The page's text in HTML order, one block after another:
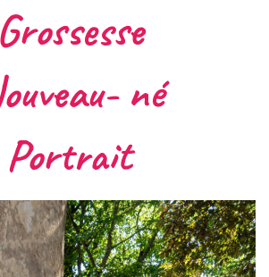
Grossesse
né
Portrait